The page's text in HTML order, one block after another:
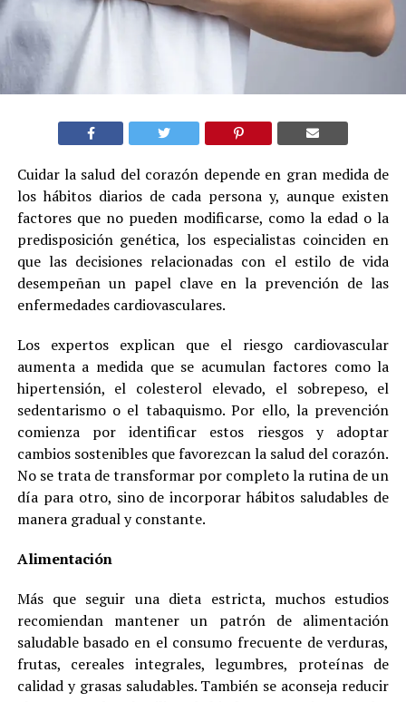
Cuidar la salud del corazón depende en gran medida de
los hábitos diarios de cada persona y, aunque existen
factores que no pueden modificarse, como la edad o la
predisposición genética, los especialistas coinciden en
que las decisiones relacionadas con el estilo de vida
desempeñan un papel clave en la prevención de las
enfermedades cardiovasculares.
Los expertos explican que el riesgo cardiovascular
aumenta a medida que se acumulan factores como la
hipertensión, el colesterol elevado, el sobrepeso, el
sedentarismo o el tabaquismo. Por ello, la prevención
comienza por identificar estos riesgos y adoptar
cambios sostenibles que favorezcan la salud del corazón.
No se trata de transformar por completo la rutina de un
día para otro, sino de incorporar hábitos saludables de
manera gradual y constante.
Alimentación
Más que seguir una dieta estricta, muchos estudios
recomiendan mantener un patrón de alimentación
saludable basado en el consumo frecuente de verduras,
frutas, cereales integrales, legumbres, proteínas de
calidad y grasas saludables. También se aconseja reducir